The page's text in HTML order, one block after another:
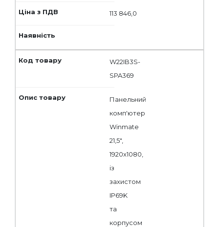
113 846,0
W22IB3S-
SPA369
Панельний
комп'ютер
Winmate
21,5",
1920x1080,
із
захистом
IP69K
та
корпусом